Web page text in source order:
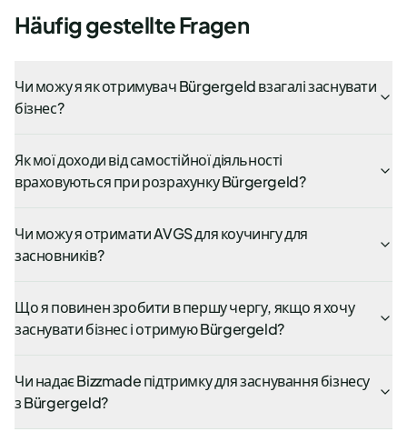
Häufig gestellte Fragen
Чи можу я як отримувач Bürgergeld взагалі заснувати
бізнес?
Як мої доходи від самостійної діяльності
враховуються при розрахунку Bürgergeld?
Чи можу я отримати AVGS для коучингу для
засновників?
Що я повинен зробити в першу чергу, якщо я хочу
заснувати бізнес і отримую Bürgergeld?
Чи надає Bizzmade підтримку для заснування бізнесу
з Bürgergeld?